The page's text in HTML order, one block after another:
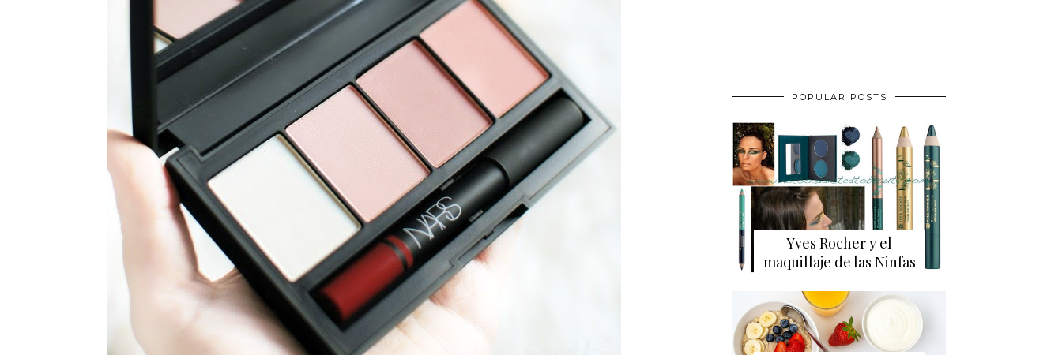
POPULAR POSTS
Yves Rocher y el
maquillaje de las Ninfas